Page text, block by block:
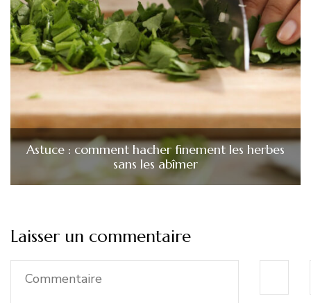
Astuce : comment hacher finement les herbes
sans les abîmer
Laisser un commentaire